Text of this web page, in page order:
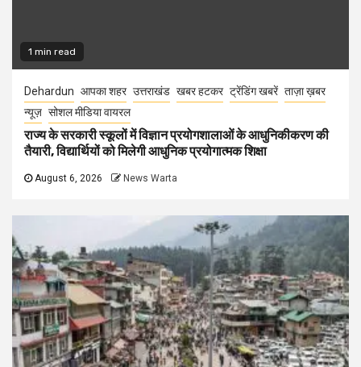
1 min read
Dehardun आपका शहर उत्तराखंड खबर हटकर ट्रेंडिंग खबरें ताज़ा ख़बर
न्यूज़ सोशल मीडिया वायरल
राज्य के सरकारी स्कूलों में विज्ञान प्रयोगशालाओं के आधुनिकीकरण की
तैयारी, विद्यार्थियों को मिलेगी आधुनिक प्रयोगात्मक शिक्षा
August 6, 2026 News Warta